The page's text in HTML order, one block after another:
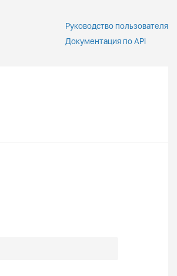
Руководство пользователя
Документация по API